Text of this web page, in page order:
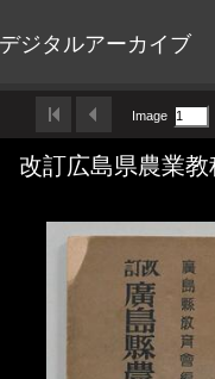
ジタルアーカイブ